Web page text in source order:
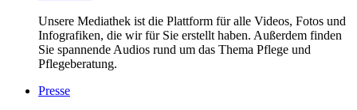
Unsere Mediathek ist die Plattform für alle Videos, Fotos und
Infografiken, die wir für Sie erstellt haben. Außerdem finden
Sie spannende Audios rund um das Thema Pflege und
Pflegeberatung.
Presse